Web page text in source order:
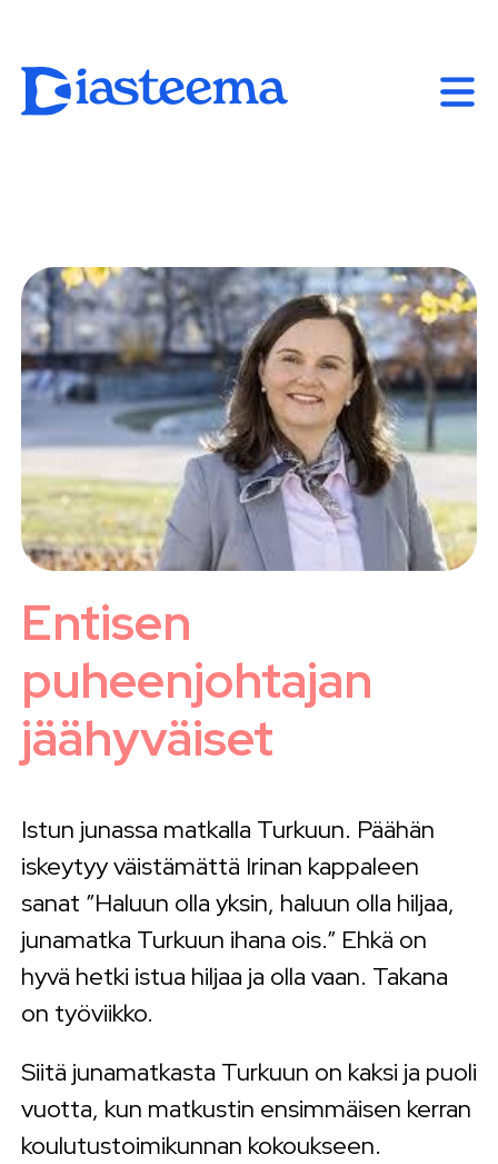
Entisen
puheenjohtajan
jäähyväiset
Istun junassa matkalla Turkuun. Päähän
iskeytyy väistämättä Irinan kappaleen
sanat ”Haluun olla yksin, haluun olla hiljaa,
junamatka Turkuun ihana ois.” Ehkä on
hyvä hetki istua hiljaa ja olla vaan. Takana
on työviikko.
Siitä junamatkasta Turkuun on kaksi ja puoli
vuotta, kun matkustin ensimmäisen kerran
koulutustoimikunnan kokoukseen.